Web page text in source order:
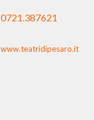
0721.387621
www.teatridipesaro.it